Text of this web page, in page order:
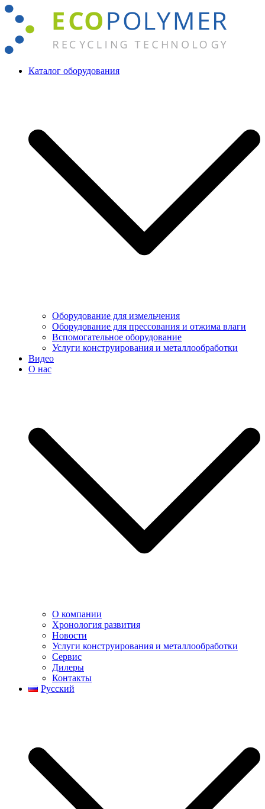
Перейти
содержимому
Каталог оборудования
Оборудование для измельчения
Оборудование для прессования и отжима влаги
Вспомогательное оборудование
Услуги конструирования и металлообработки
Видео
О нас
О компании
Хронология развития
Новости
Услуги конструирования и металлообработки
Сервис
Дилеры
Контакты
Русский